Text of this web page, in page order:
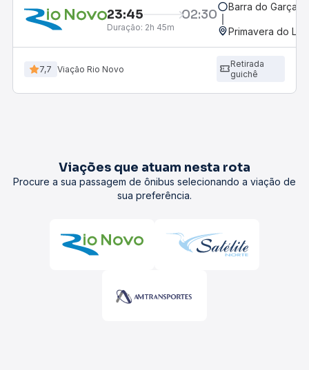
23:45 02:30
Duração: 2h 45m
Barra do
Primavera do
7,7 Viação Rio Novo
Retirada
guichê
Viações que atuam nesta rota
Procure a sua passagem de ônibus selecionando a viação de
sua preferência.